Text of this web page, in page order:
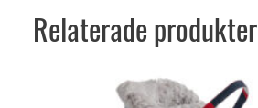
Relaterade produkter